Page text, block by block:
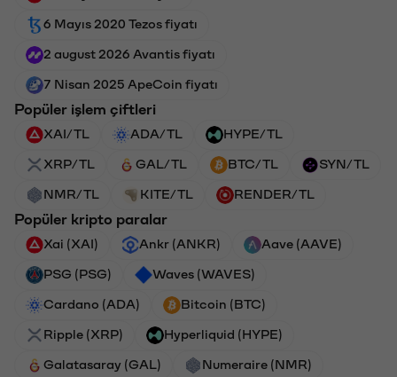
6 Mayıs 2020 Tezos fiyatı
2 august 2026 Avantis fiyatı
7 Nisan 2025 ApeCoin fiyatı
Popüler işlem çiftleri
XAI/TL ADA/TL HYPE/TL
XRP/TL GAL/TL BTC/TL SYN/TL
NMR/TL KITE/TL RENDER/TL
Popüler kripto paralar
Xai (XAI) Ankr (ANKR) Aave (AAVE)
PSG (PSG) Waves (WAVES)
Cardano (ADA) Bitcoin (BTC)
Ripple (XRP) Hyperliquid (HYPE)
Galatasaray (GAL) Numeraire (NMR)